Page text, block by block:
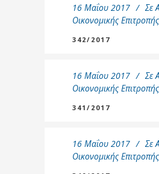
16 Μαΐου 2017 Σε
Οικονομικής Επιτροπής
342/2017
16 Μαΐου 2017 Σε
Οικονομικής Επιτροπής
341/2017
16 Μαΐου 2017 Σε
Οικονομικής Επιτροπής